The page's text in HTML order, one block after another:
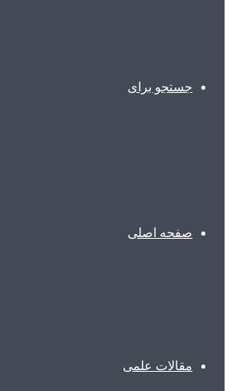
جستجو برای
صفحه اصلی
مقالات علمی